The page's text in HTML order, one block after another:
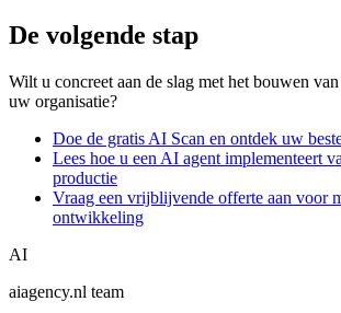
De volgende stap
Wilt u concreet aan de slag met het bouwen
uw organisatie?
Doe de gratis AI Scan en ontdek uw
Lees hoe u een AI agent implementeert
productie
Vraag een vrijblijvende offerte aan voor
ontwikkeling
AI
aiagency.nl team